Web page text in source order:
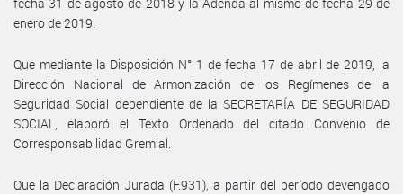
enero de 2019.
Que mediante la Disposición N° 1 de fecha 17 de abril de 2019, la
Dirección Nacional de Armonización de los Regímenes de la
Seguridad Social dependiente de la SECRETARÍA DE SEGURIDAD
SOCIAL, elaboró el Texto Ordenado del citado Convenio de
Corresponsabilidad Gremial.
Que la Declaración Jurada (F.931), a partir del período devengado